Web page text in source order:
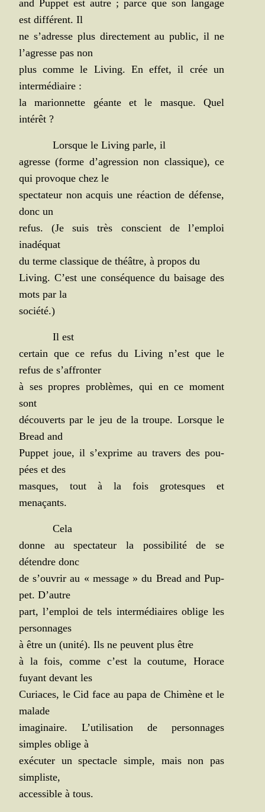
and Pup­pet est autre ; parce que son lan­gage
est dif­fé­rent. Il
ne s’adresse plus direc­te­ment au public, il ne
l’agresse pas non
plus comme le Living. En effet, il crée un
intermédiaire :
la marion­nette géante et le masque. Quel
intérêt ?
Lorsque le Living parle, il
agresse (forme d’agression non clas­sique), ce
qui pro­voque chez le
spec­ta­teur non acquis une réac­tion de défense,
donc un
refus. (Je suis très conscient de l’emploi
inadéquat
du terme clas­sique de théâtre, à pro­pos du
Living. C’est une consé­quence du bai­sage des
mots par la
société.)
Il est
cer­tain que ce refus du Living n’est que le
refus de s’affronter
à ses propres pro­blèmes, qui en ce moment
sont
décou­verts par le jeu de la troupe. Lorsque le
Bread and
Pup­pet joue, il s’exprime au tra­vers des pou­
pées et des
masques, tout à la fois gro­tesques et
menaçants.
Cela
donne au spec­ta­teur la pos­si­bi­li­té de se
détendre donc
de s’ouvrir au « mes­sage » du Bread and Pup­
pet. D’autre
part, l’emploi de tels inter­mé­diaires oblige les
personnages
à être un (uni­té). Ils ne peuvent plus être
à la fois, comme c’est la cou­tume, Horace
fuyant devant les
Curiaces, le Cid face au papa de Chi­mène et le
malade
ima­gi­naire. L’utilisation de per­son­nages
simples oblige à
exé­cu­ter un spec­tacle simple, mais non pas
simpliste,
acces­sible à tous.